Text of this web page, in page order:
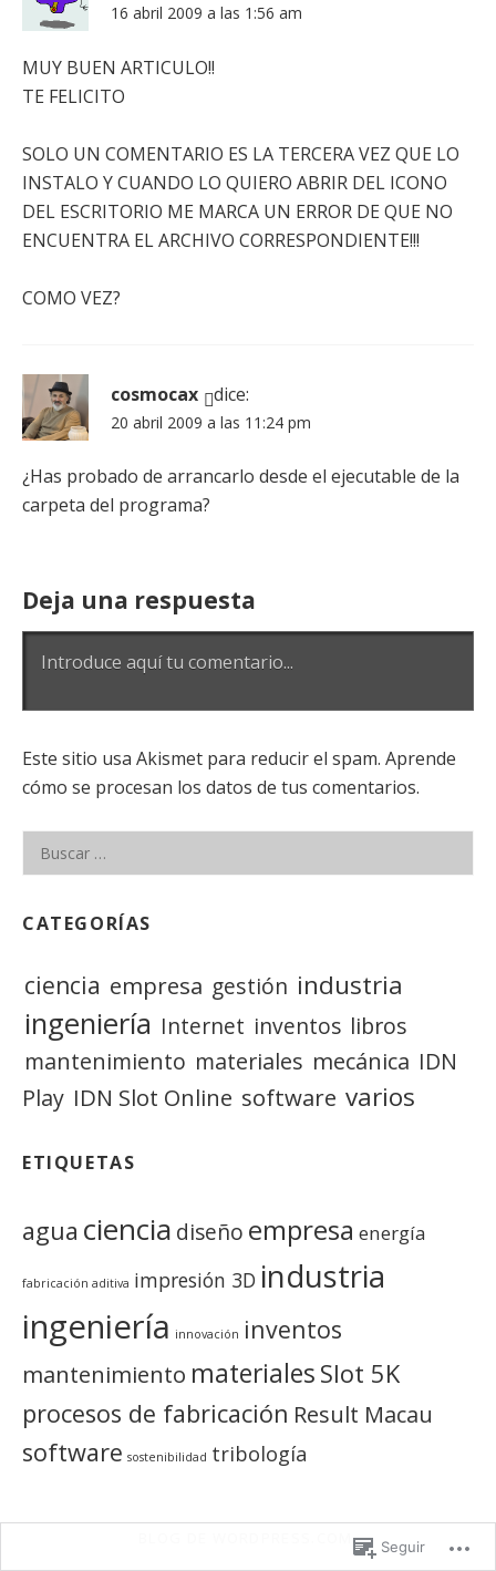
16 abril 2009 a las 1:56 am
MUY BUEN ARTICULO!!
TE FELICITO
SOLO UN COMENTARIO ES LA TERCERA VEZ QUE LO
INSTALO Y CUANDO LO QUIERO ABRIR DEL ICONO
DEL ESCRITORIO ME MARCA UN ERROR DE QUE NO
ENCUENTRA EL ARCHIVO CORRESPONDIENTE!!!
COMO VEZ?
cosmocax dice:
20 abril 2009 a las 11:24 pm
¿Has probado de arrancarlo desde el ejecutable de la
carpeta del programa?
Deja una respuesta
Este sitio usa Akismet para reducir el spam. Aprende
cómo se procesan los datos de tus comentarios.
CATEGORÍAS
ciencia empresa gestión industria
ingeniería Internet inventos libros
mantenimiento materiales mecánica IDN
Play IDN Slot Online software varios
ETIQUETAS
agua ciencia diseño empresa energía
fabricación aditiva impresión 3D industria
ingeniería innovación inventos
mantenimiento materiales Slot 5K
procesos de fabricación Result Macau
software sostenibilidad tribología
BLOG DE WORDPRESS.COM. Seguir